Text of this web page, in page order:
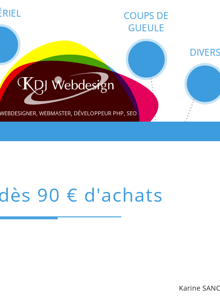
COUPS DE
GUEULE
DIVERS
WEBDESIGNER, WEBMASTER, DÉVELOPPEUR PHP, SEO
90 € d'achats
Karine